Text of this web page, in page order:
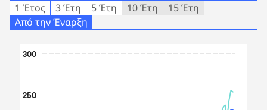
1 Έτος
3 Έτη 5 Έτη 10 Έτη
15 Έτη
Από την Έναρξη
Chart
The chart has 1 X axis displaying Time. Data ranges
The chart has 1 Y axis displaying values. Data ranges
250
300